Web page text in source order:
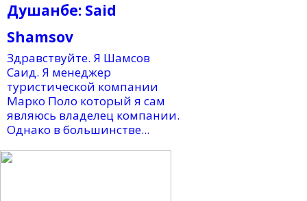
Душанбе: Said
Shamsov
Здравствуйте. Я Шамсов
Саид. Я менеджер
туристической компании
Марко Поло который я сам
являюсь владелец компании.
Однако в большинстве...